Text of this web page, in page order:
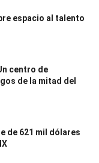
espacio al talento
centro de
de la mitad del
de 621 mil dólares